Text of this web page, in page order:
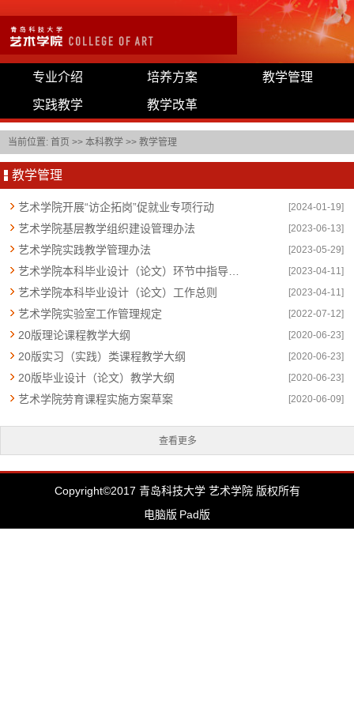
专业介绍 培养方案 教学管理
实践教学 教学改革
当前位置: 首页 >> 本科教学 >> 教学管理
教学管理
艺术学院开展“访企拓岗”促就业专项行动 [2024-01-19]
艺术学院基层教学组织建设管理办法 [2023-06-13]
艺术学院实践教学管理办法 [2023-05-29]
[2023-04-11]
艺术学院本科毕业设计（论文）工作总则 [2023-04-11]
艺术学院实验室工作管理规定 [2022-07-12]
20版理论课程教学大纲 [2020-06-23]
20版实习（实践）类课程教学大纲 [2020-06-23]
20版毕业设计（论文）教学大纲 [2020-06-23]
艺术学院劳育课程实施方案草案 [2020-06-09]
查看更多
Copyright©2017 青岛科技大学 艺术学院 版权所有
电脑版 Pad版